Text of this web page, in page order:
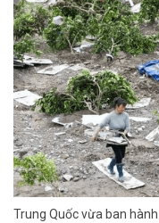
Trung Quốc vừa ban